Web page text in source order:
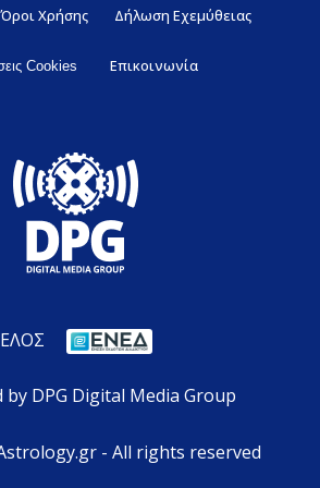
Όροι Χρήσης Δήλωση Εχεμύθειας
Cookies Επικοινωνία
by DPG Digital Media Group
- All rights reserved